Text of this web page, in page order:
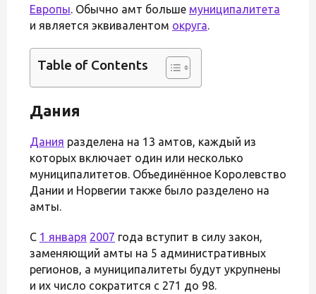
Европы. Обычно амт больше муниципалитета
и является эквивалентом округа.
Table of Contents
Дания
Дания разделена на 13 амтов, каждый из
которых включает один или несколько
муниципалитетов. Объединённое Королевство
Дании и Норвегии также было разделено на
амты.
С 1 января 2007 года вступит в силу закон,
заменяющий амты на 5 административных
регионов, а муниципалитеты будут укрупнены
и их число сократится с 271 до 98.